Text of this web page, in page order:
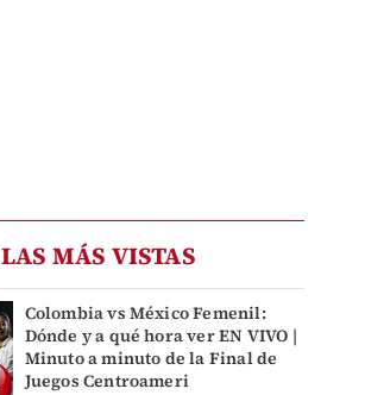
LAS MÁS VISTAS
Colombia vs México Femenil:
Dónde y a qué hora ver EN VIVO |
Minuto a minuto de la Final de
Juegos Centroameri